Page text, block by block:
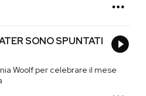
SONO SPUNTATI
Woolf per celebrare il mese